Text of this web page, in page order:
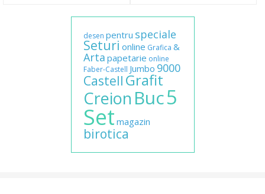
desen pentru speciale
Seturi online Grafica &
Arta papetarie online
Faber-Castell Jumbo 9000
Castell Grafit
Creion Buc5
Set magazin
birotica